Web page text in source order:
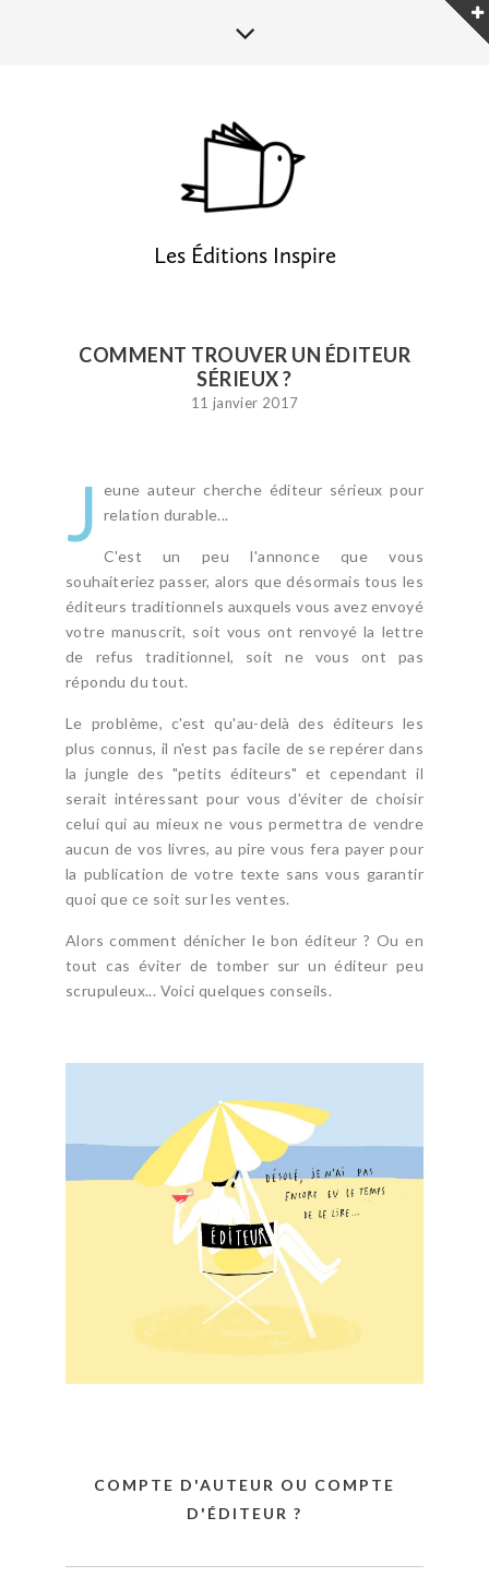
Les Éditions Inspire
COMMENT TROUVER UN ÉDITEUR
SÉRIEUX ?
11 janvier 2017
J eune auteur cherche éditeur sérieux pour
relation durable...
C'est un peu l'annonce que vous
souhaiteriez passer, alors que désormais tous les
éditeurs traditionnels auxquels vous avez envoyé
votre manuscrit, soit vous ont renvoyé la lettre
de refus traditionnel, soit ne vous ont pas
répondu du tout.
Le problème, c'est qu'au-delà des éditeurs les
plus connus, il n'est pas facile de se repérer dans
la jungle des "petits éditeurs" et cependant il
serait intéressant pour vous d'éviter de choisir
celui qui au mieux ne vous permettra de vendre
aucun de vos livres, au pire vous fera payer pour
la publication de votre texte sans vous garantir
quoi que ce soit sur les ventes.
Alors comment dénicher le bon éditeur ? Ou en
tout cas éviter de tomber sur un éditeur peu
scrupuleux... Voici quelques conseils.
COMPTE D'AUTEUR OU COMPTE
D'ÉDITEUR ?